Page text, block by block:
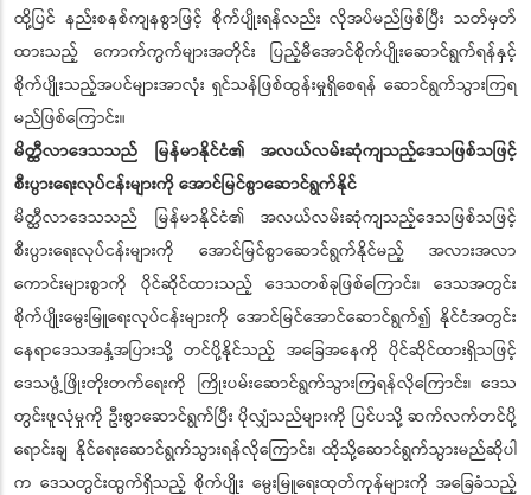
ထို့ပြင် နည်းစနစ်ကျနစွာဖြင့် စိုက်ပျိုးရန်လည်း လိုအပ်မည်ဖြစ်ပြီး သတ်မှတ်
ထားသည့် ကောက်ကွက်များအတိုင်း ပြည့်မီအောင်စိုက်ပျိုးဆောင်ရွက်ရန်နှင့်
စိုက်ပျိုးသည့်အပင်များအာလုံး ရှင်သန်ဖြစ်ထွန်းမှုရှိစေရန် ဆောင်ရွက်သွားကြရ
မည်ဖြစ်ကြောင်း။
မိတ္ထီလာဒေသသည် မြန်မာနိုင်ငံ၏ အလယ်လမ်းဆုံကျသည့်ဒေသဖြစ်သဖြင့်
စီးပွားရေးလုပ်ငန်းများကို အောင်မြင်စွာဆောင်ရွက်နိုင်
မိတ္ထီလာဒေသသည် မြန်မာနိုင်ငံ၏ အလယ်လမ်းဆုံကျသည့်ဒေသဖြစ်သဖြင့်
စီးပွားရေးလုပ်ငန်းများကို အောင်မြင်စွာဆောင်ရွက်နိုင်မည့် အလားအလာ
ကောင်းများစွာကို ပိုင်ဆိုင်ထားသည့် ဒေသတစ်ခုဖြစ်ကြောင်း၊ ဒေသအတွင်း
စိုက်ပျိုးမွေးမြူရေးလုပ်ငန်းများကို အောင်မြင်အောင်ဆောင်ရွက်၍ နိုင်ငံအတွင်း
နေရာဒေသအနှံ့အပြားသို့ တင်ပို့နိုင်သည့် အခြေအနေကို ပိုင်ဆိုင်ထားရှိသဖြင့်
ဒေသဖွံ့ဖြိုးတိုးတက်ရေးကို ကြိုးပမ်းဆောင်ရွက်သွားကြရန်လိုကြောင်း၊ ဒေသ
တွင်းဖူလုံမှုကို ဦးစွာဆောင်ရွက်ပြီး ပိုလျှံသည်များကို ပြင်ပသို့ ဆက်လက်တင်ပို့
ရောင်းချ နိုင်ရေးဆောင်ရွက်သွားရန်လိုကြောင်း၊ ထိုသို့ဆောင်ရွက်သွားမည်ဆိုပါ
က ဒေသတွင်းထွက်ရှိသည့် စိုက်ပျိုး မွေးမြူရေးထုတ်ကုန်များကို အခြေခံသည့်